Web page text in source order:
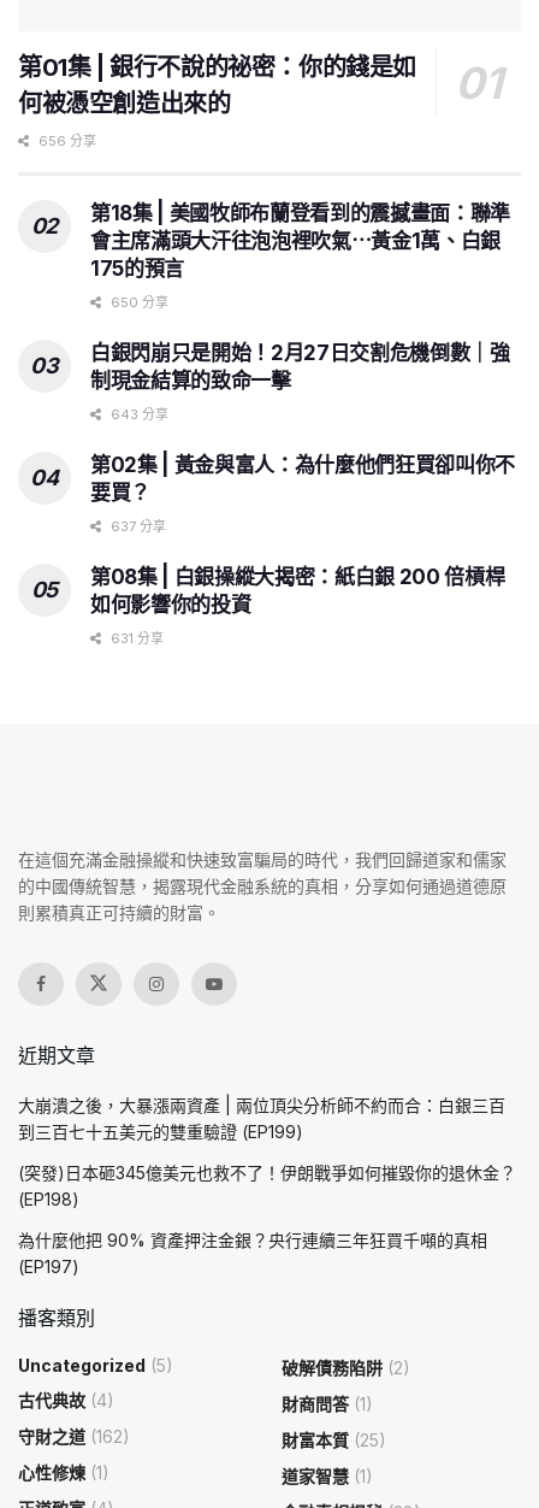
第01集 | 銀行不說的祕密：你的錢是如
何被憑空創造出來的
656 分享
第18集 | 美國牧師布蘭登看到的震撼畫面：聯準
會主席滿頭大汗往泡泡裡吹氣⋯黃金1萬、白銀
175的預言
650 分享
白銀閃崩只是開始！2月27日交割危機倒數｜強
制現金結算的致命一擊
643 分享
第02集 | 黃金與富人：為什麼他們狂買卻叫你不
要買？
637 分享
第08集 | 白銀操縱大揭密：紙白銀 200 倍槓桿
如何影響你的投資
631 分享
在這個充滿金融操縱和快速致富騙局的時代，我們回歸道家和儒家
的中國傳統智慧，揭露現代金融系統的真相，分享如何通過道德原
則累積真正可持續的財富。
近期文章
大崩潰之後，大暴漲兩資產 | 兩位頂尖分析師不約而合：白銀三百
到三百七十五美元的雙重驗證 (EP199)
(突發)日本砸345億美元也救不了！伊朗戰爭如何摧毀你的退休金？
(EP198)
為什麼他把 90% 資產押注金銀？央行連續三年狂買千噸的真相
(EP197)
播客類別
Uncategorized (5)
古代典故 (4)
守財之道 (162)
心性修煉 (1)
破解債務陷阱 (2)
財商問答(1)
財富本質 (25)
道家智慧 (1)